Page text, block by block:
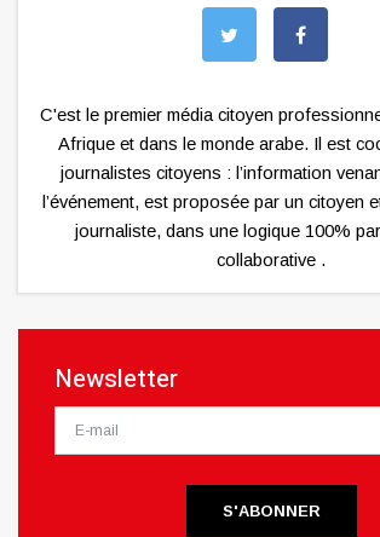
C'est le premier média citoyen
Afrique et dans le monde arabe. Il est
journalistes citoyens : l’information
l’événement, est proposée par un citoyen
journaliste, dans une logique 100%
collaborative .
Newsletter
S'ABONNER